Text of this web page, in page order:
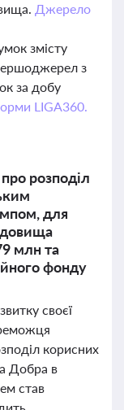
Джерело
змісту
з
за добу
LIGA360.
розподіл
для
млн та
фонду
своєї
корисних
Добра в
став